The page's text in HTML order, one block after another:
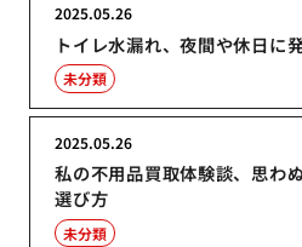
トイレ水漏れ、夜間や休日に
2025.05.26
未分類
私の不用品買取体験談、思わ
選び方
2025.05.26
未分類